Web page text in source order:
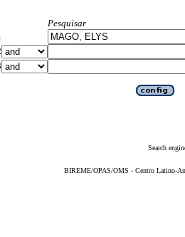
Pesquisar
Search
BIREME/OPAS/OMS - Centro Latino-